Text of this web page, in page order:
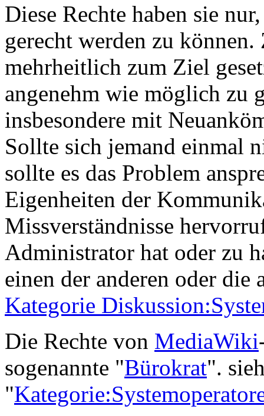
Diese Rechte haben sie
gerecht werden zu
mehrheitlich zum Ziel
angenehm wie möglich zu
insbesondere mit
Sollte sich jemand einmal
sollte es das Problem
Eigenheiten der
Missverständnisse
Administrator hat oder zu
einen der anderen oder die
Kategorie
Die Rechte von MediaWiki
sogenannte "Bürokrat".
"